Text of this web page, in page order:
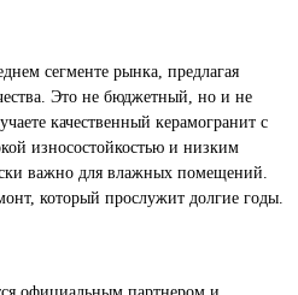
сегменте рынка, предлагая
Это не бюджетный, но и не
качественный керамогранит с
износостойкостью и низким
важно для влажных помещений.
который прослужит долгие годы.
официальным партнером и